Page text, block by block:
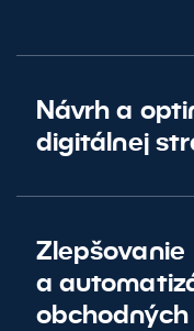
Návrh a
digitálnej
Zlepšovanie
a